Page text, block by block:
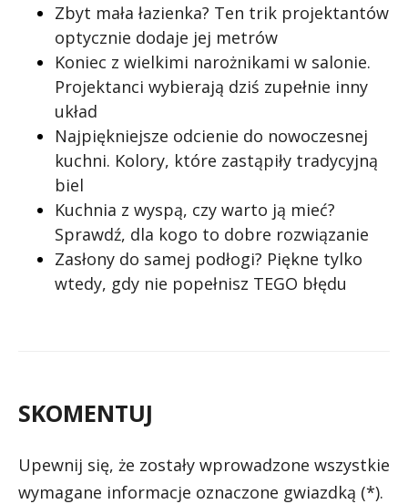
Zbyt mała łazienka? Ten trik projektantów
optycznie dodaje jej metrów
Koniec z wielkimi narożnikami w salonie.
Projektanci wybierają dziś zupełnie inny
układ
Najpiękniejsze odcienie do nowoczesnej
kuchni. Kolory, które zastąpiły tradycyjną
biel
Kuchnia z wyspą, czy warto ją mieć?
Sprawdź, dla kogo to dobre rozwiązanie
Zasłony do samej podłogi? Piękne tylko
wtedy, gdy nie popełnisz TEGO błędu
SKOMENTUJ
Upewnij się, że zostały wprowadzone wszystkie
wymagane informacje oznaczone gwiazdką (*).